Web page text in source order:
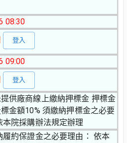
08:30
登入
09:00
登入
供廠商線上繳納押標金 押標金
金額10% 須繳納押標金之必要
本院採購辦法規定辦理
履約保證金之必要理由： 依本